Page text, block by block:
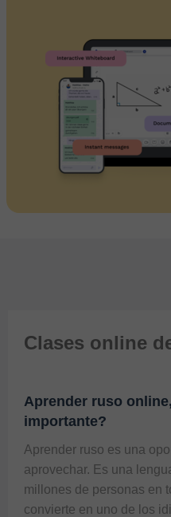
Clases online
Aprender ruso
importante?
Aprender ruso es una
aprovechar. Es una
millones de personas en
convierte en uno de los